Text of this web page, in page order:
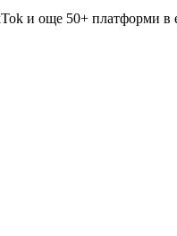
и още 50+ платформи в